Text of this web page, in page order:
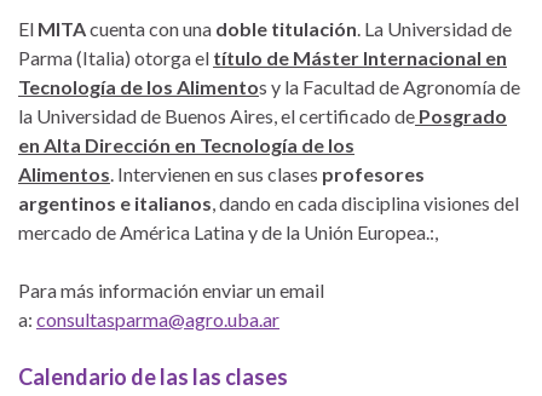
El MITAcuenta con una doble titulación . La Universidad de
Parma (Italia) otorga el título de Máster Internacional en
Tecnología de los Alimentos y la Facultad de Agronomía de
la Universidad de Buenos Aires, el certificado de Posgrado
en Alta Dirección en Tecnología de los
Alimentos . Intervienen en sus clases profesores
argentinos e italianos , dando en cada disciplina visiones del
mercado de América Latina y de la Unión Europea.:,
Para más información enviar un email
a: consultasparma@agro.uba.ar
Calendario de las las clases